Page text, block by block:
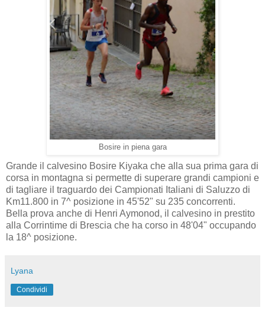
Bosire in piena gara
Grande il calvesino Bosire Kiyaka che alla sua prima gara di
corsa in montagna si permette di superare grandi campioni e
di tagliare il traguardo dei Campionati Italiani di Saluzzo di
Km11.800 in 7^ posizione in 45'52" su 235 concorrenti.
Bella prova anche di Henri Aymonod, il calvesino in prestito
alla Corrintime di Brescia che ha corso in 48'04" occupando
la 18^ posizione.
Lyana
Condividi